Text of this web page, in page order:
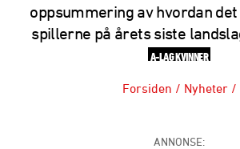
oppsummering av hvordan
spillerne på årets siste
A-LAG KVINNER
Forsiden / Nyheter /
ANNONSE: